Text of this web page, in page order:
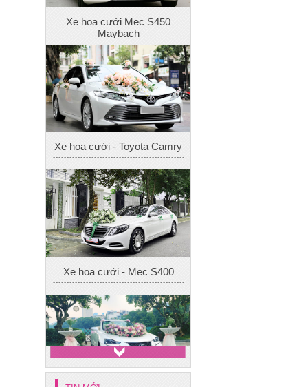
Xe hoa cưới - Mec S400
Xe cưới 4
Xe hoa cưới - BMW 325i
Xe hoa cưới Mec S450